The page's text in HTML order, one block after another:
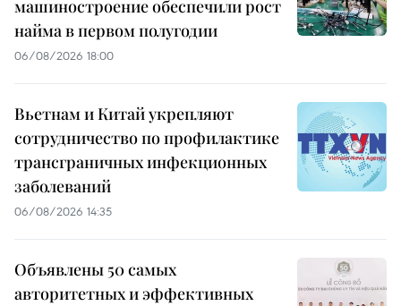
машиностроение обеспечили рост
найма в первом полугодии
06/08/2026 18:00
Вьетнам и Китай укрепляют
сотрудничество по профилактике
трансграничных инфекционных
заболеваний
06/08/2026 14:35
Объявлены 50 самых
авторитетных и эффективных